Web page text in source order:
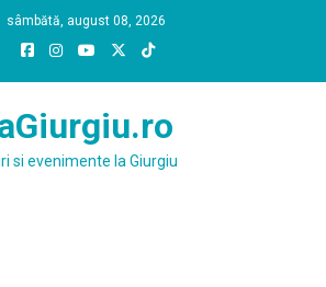
sâmbătă, august 08, 2026
si evenimente la Giurgiu